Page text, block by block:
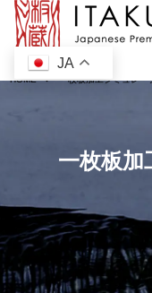
JA
HOME 一枚板加工シミュレー
一枚板加